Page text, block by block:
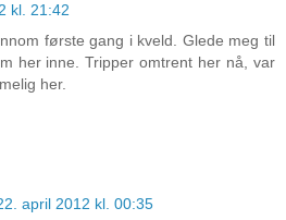
kl. 21:42
første gang i kveld. Glede meg til
her inne. Tripper omtrent her nå, var
her.
april 2012 kl. 00:35